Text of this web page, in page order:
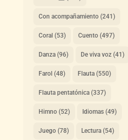
Con acompañamiento(241)
Coral (53) Cuento(497)
Danza(96) De viva voz(41)
Farol (48) Flauta(550)
Flauta pentatónica(337)
Himno(52) Idiomas(49)
Juego(78) Lectura(54)